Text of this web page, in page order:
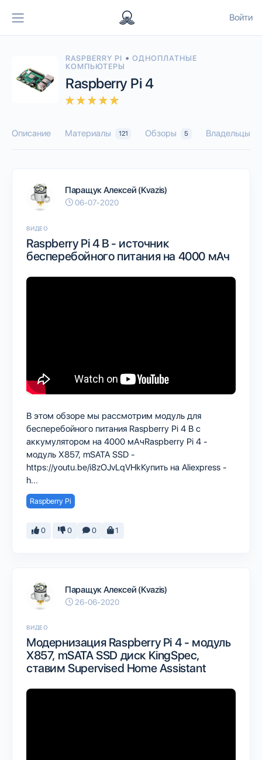
Войти
RASPBERRY PI • ОДНОПЛАТНЫЕ
КОМПЬЮТЕРЫ
Raspberry Pi 4
Описание Материалы 121 Обзоры 5 Владельцы
Паращук Алексей (Kvazis)
06-07-2020
ВИДЕО
Raspberry Pi 4 B - источник
бесперебойного питания на 4000 мАч
В этом обзоре мы рассмотрим модуль для
бесперебойного питания Raspberry Pi 4 B с
аккумулятором на 4000 мАчRaspberry Pi 4 -
модуль X857, mSATA SSD -
https://youtu.be/i8zOJvLqVHkКупить на Aliexpress -
h...
Raspberry Pi
0 0 0 1
Паращук Алексей (Kvazis)
26-06-2020
ВИДЕО
Модернизация Raspberry Pi 4 - модуль
X857, mSATA SSD диск KingSpec,
ставим Supervised Home Assistant